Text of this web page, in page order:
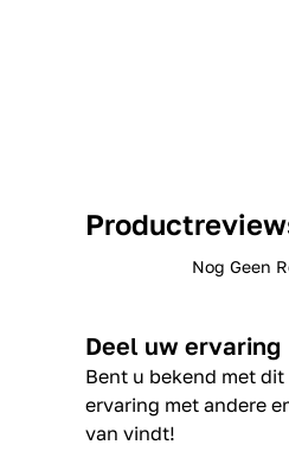
Nog Geen
Deel uw ervaring
Bent u bekend met
ervaring met andere
van vindt!